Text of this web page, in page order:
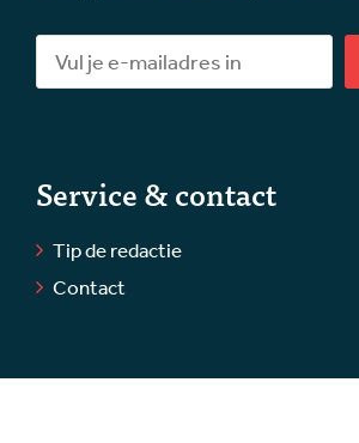
Service & contact
Tip de redactie
Contact